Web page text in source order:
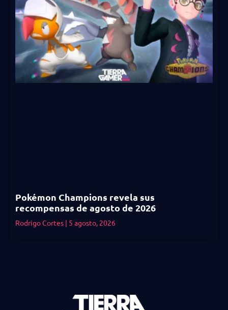
Pokémon Champions revela sus
recompensas de agosto de 2026
Rodrigo Cortes 5 agosto, 2026